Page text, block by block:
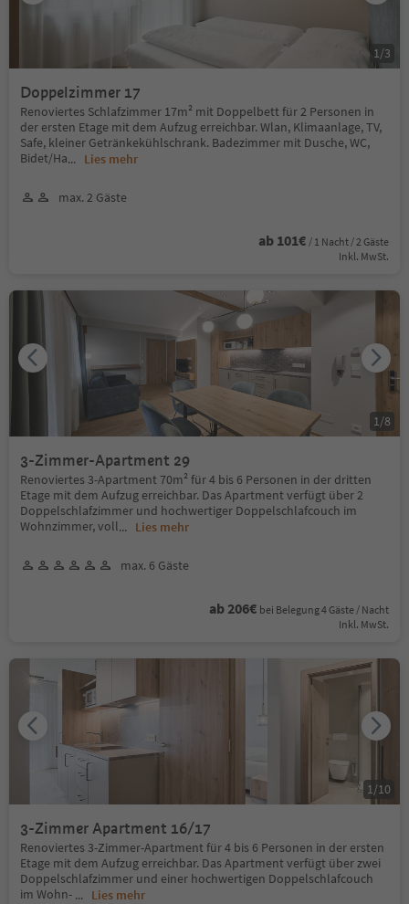
Doppelzimmer 17
Renoviertes Schlafzimmer 17m² mit Doppelbett für 2 Personen in
der ersten Etage mit dem Aufzug erreichbar. Wlan, Klimaanlage, TV,
Safe, kleiner Getränkekühlschrank. Badezimmer mit Dusche, WC,
Bidet/Ha... Lies mehr
max. 2 Gäste
ab 101€ / 1 Nacht / 2 Gäste
Inkl. MwSt.
1 /3
3-Zimmer-Apartment 29
Renoviertes 3-Apartment 70m² für 4 bis 6 Personen in der dritten
Etage mit dem Aufzug erreichbar. Das Apartment verfügt über 2
Doppelschlafzimmer und hochwertiger Doppelschlafcouch im
Wohnzimmer, voll... Lies mehr
max. 6 Gäste
ab 206€ bei Belegung 4 Gäste / Nacht
Inkl. MwSt.
1 /8
3-Zimmer Apartment 16/17
Renoviertes 3-Zimmer-Apartment für 4 bis 6 Personen in der ersten
Etage mit dem Aufzug erreichbar. Das Apartment verfügt über zwei
Doppelschlafzimmer und einer hochwertigen Doppelschlafcouch
im Wohn- ... Lies mehr
1 /10